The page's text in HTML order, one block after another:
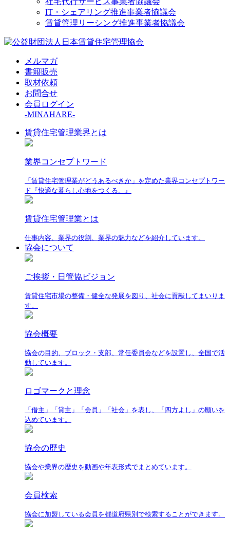
IT・シェアリング推進事業者協議会
賃貸管理リーシング推進事業者協議会
メルマガ
書籍販売
取材依頼
お問合せ
会員ログイン
-MINAHARE-
賃貸住宅管理業界とは
業界コンセプトワード
「賃貸住宅管理業がどうあるべきか」を定めた業界コンセプトワー
ド『快適な暮らし心地をつくる。』
賃貸住宅管理業とは
仕事内容、業界の役割、業界の魅力などを紹介しています。
協会について
ご挨拶・日管協ビジョン
賃貸住宅市場の整備・健全な発展を図り、社会に貢献してまいりま
す。
協会概要
協会の目的、ブロック・支部、常任委員会などを設置し、全国で活
動しています。
ロゴマークと理念
「借主」「貸主」「会員」「社会」を表し、「四方よし」の願いを
込めています。
協会の歴史
協会や業界の歴史を動画や年表形式でまとめています。
会員検索
協会に加盟している会員を都道府県別で検索することができます。